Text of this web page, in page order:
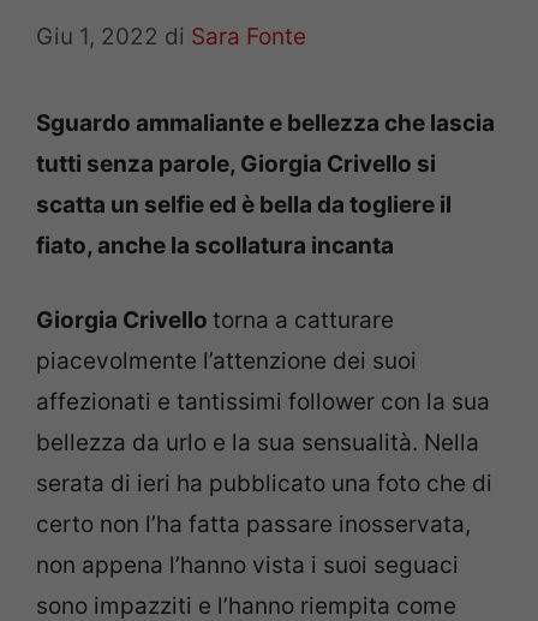
Giu 1, 2022 di Sara Fonte
Sguardo ammaliante e bellezza che lascia
tutti senza parole, Giorgia Crivello si
scatta un selfie ed è bella da togliere il
fiato, anche la scollatura incanta
Giorgia Crivello torna a catturare
piacevolmente l’attenzione dei suoi
affezionati e tantissimi follower con la sua
bellezza da urlo e la sua sensualità. Nella
serata di ieri ha pubblicato una foto che di
certo non l’ha fatta passare inosservata,
non appena l’hanno vista i suoi seguaci
sono impazziti e l’hanno riempita come